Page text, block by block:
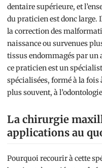
dentaire supérieure, et
du praticien est donc large.
la correction des
naissance ou survenues
tissus endommagés par un
ce praticien est un
spécialisées, formé à la fois
plus souvent, à
La chirurgie
applications au
Pourquoi recourir à cette